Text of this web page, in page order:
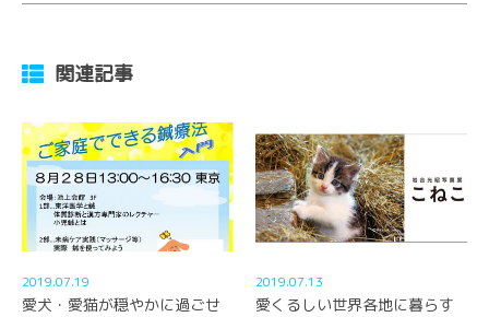
関連記事
2019.07.19
愛犬・愛猫が穏やかに過ごせ
2019.07.13
愛くるしい世界各地に暮らす